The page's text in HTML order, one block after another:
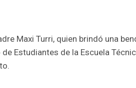
Maxi Turri, quien brindó una
Estudiantes de la Escuela